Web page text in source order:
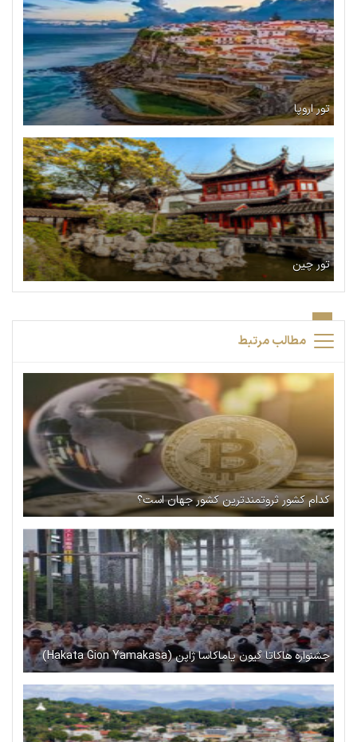
تور اروپا
تور چین
مطالب مرتبط
کدام کشور ثروتمندترین کشور جهان است؟
جشنواره هاکاتا گیون یاماکاسا ژاپن (Hakata Gion Yamakasa)